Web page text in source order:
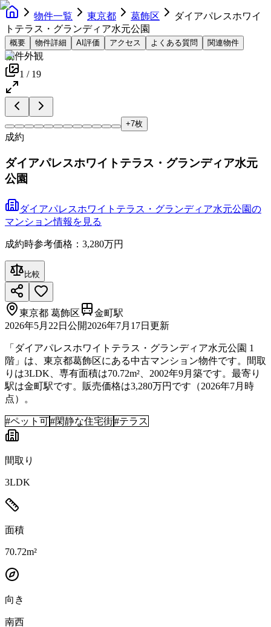
物件一覧 東京都 葛飾区
ダイアパレスホワイ
トテラス・グランディア水元公園
概要 物件詳細 AI評価 アクセス よくある質問 関連物件
物件外観
1 / 19
+7枚
成約
ダイアパレスホワイトテラス・グランディア水元
公園
ダイアパレスホワイトテラス・グランディア水元公園の
マンション情報を見る
成約時参考価格：3,280万円
比較
東京都 葛飾区
金町駅
2026年5月22日 公開2026年7月17日 更新
「ダイアパレスホワイトテラス・グランディア水元公園 1
階」は、東京都葛飾区にある中古マンション物件です。間取
りは3LDK、専有面積は70.72m²、2002年9月築です。最寄り
駅は金町駅です。販売価格は3,280万円です（2026年7月時
点）。
#ペット可#閑静な住宅街#テラス
間取り
3LDK
面積
70.72m²
向き
南西